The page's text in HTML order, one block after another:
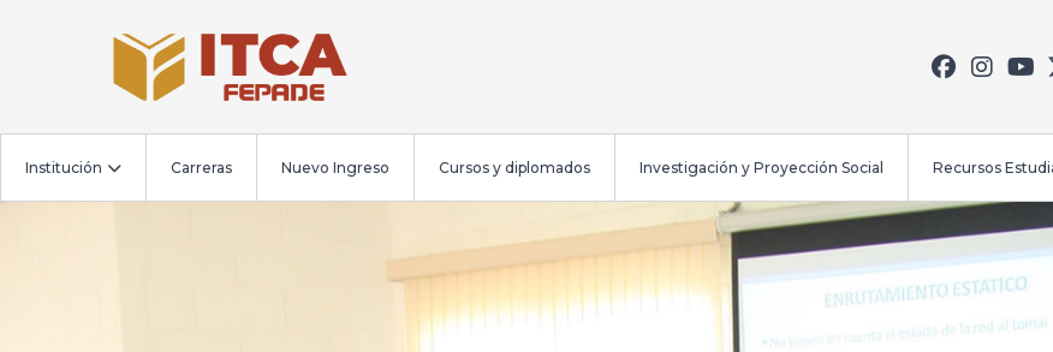
Institución Carreras Nuevo Ingreso Cursos y diplomados Investigación y Proyección Social Recursos